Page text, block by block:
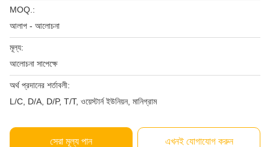
MOQ.:
আলাপ - আলোচনা
মূল্য:
আলোচনা সাপেক্ষে
অর্থ প্রদানের শর্তাবলী:
L/C, D/A, D/P, T/T, ওয়েস্টার্ন ইউনিয়ন, মানিগ্রাম
সেরা মূল্য পান এখনই যোগাযোগ করুন